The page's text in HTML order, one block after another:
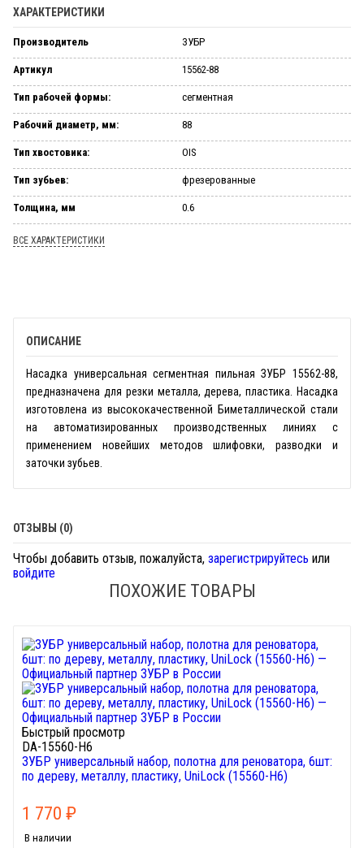
ХАРАКТЕРИСТИКИ
Производитель ЗУБР
Артикул 15562-88
Тип рабочей формы: сегментная
Рабочий диаметр, мм: 88
Тип хвостовика: OIS
Тип зубьев: фрезерованные
Толщина, мм 0.6
ВСЕ ХАРАКТЕРИСТИКИ
ОПИСАНИЕ
Насадка универсальная сегментная пильная ЗУБР 15562-88,
предназначена для резки металла, дерева, пластика. Насадка
изготовлена из высококачественной Биметаллической стали
на автоматизированных производственных линиях с
применением новейших методов шлифовки, разводки и
заточки зубьев.
ОТЗЫВЫ (0)
Чтобы добавить отзыв, пожалуйста, зарегистрируйтесь или
войдите
ПОХОЖИЕ ТОВАРЫ
Быстрый просмотр
DA-15560-H6
ЗУБР универсальный набор, полотна для реноватора, 6шт:
по дереву, металлу, пластику, UniLock (15560-H6)
1 770 ₽
В наличии